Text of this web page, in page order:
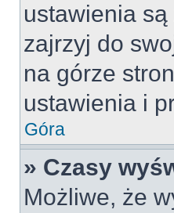
ustawienia
zajrzyj do
na górze
ustawienia i
Góra
» Czasy
Możliwe, że